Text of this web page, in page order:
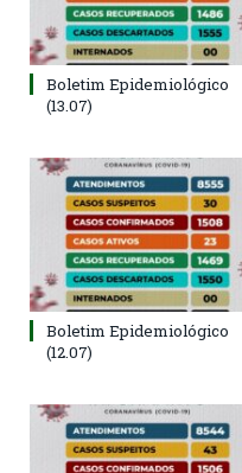
Boletim Epidemiológico
(13.07)
Boletim Epidemiológico
(12.07)